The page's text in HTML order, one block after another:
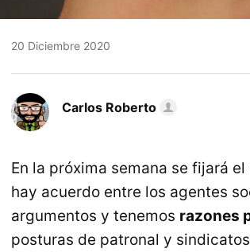
20 Diciembre 2020
Carlos Roberto
En la próxima semana se fijará
hay acuerdo entre los agentes
argumentos y tenemos razones
posturas de patronal y